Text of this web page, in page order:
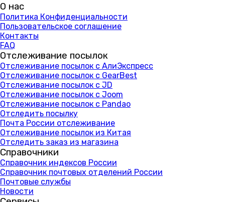
О нас
Политика Конфиденциальности
Пользовательское соглашение
Контакты
FAQ
Отслеживание посылок
Отслеживание посылок с АлиЭкспресс
Отслеживание посылок с GearBest
Отслеживание посылок с JD
Отслеживание посылок с Joom
Отслеживание посылок с Pandao
Отследить посылку
Почта России отслеживание
Отслеживание посылок из Китая
Отследить заказ из магазина
Справочники
Справочник индексов России
Справочник почтовых отделений России
Почтовые службы
Новости